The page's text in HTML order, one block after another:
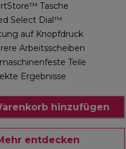
Tasche
Select Dial™
auf Knopfdruck
Arbeitsscheiben
Teile
Ergebnisse
hinzufügen
entdecken